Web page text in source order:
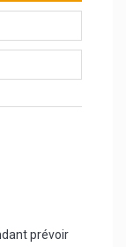
prévoir